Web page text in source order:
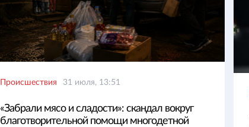
Происшествия 31 июля, 13:51
«Забрали мясо и сладости»: скандал вокруг
благотворительной помощи многодетной